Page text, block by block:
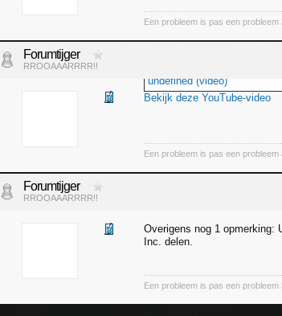
Een probleem is pas een
Forumtijger
RROOAAARRRR!!
undefined (video)
Bekijk deze YouTube-video
Een probleem is pas een
Forumtijger
RROOAAARRRR!!
Overigens nog 1 opmerking:
Inc. delen.
Een probleem is pas een